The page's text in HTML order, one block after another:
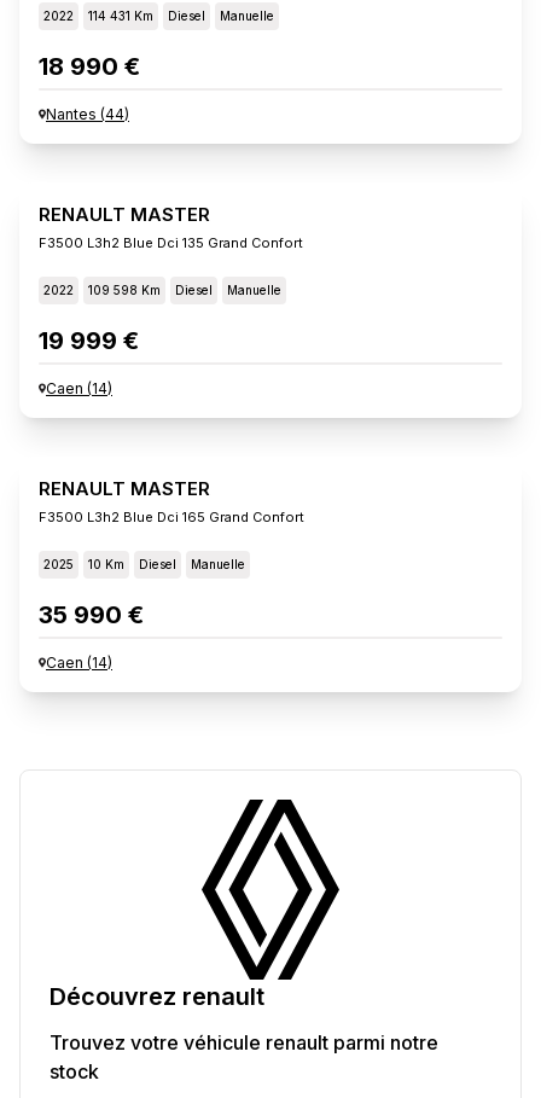
2022 114 431 Km Diesel Manuelle
18 990 €
Nantes (44)
RENAULT MASTER
F3500 L3h2 Blue Dci 135 Grand Confort
2022 109 598 Km Diesel Manuelle
19 999 €
Caen (14)
RENAULT MASTER
F3500 L3h2 Blue Dci 165 Grand Confort
2025 10 Km Diesel Manuelle
35 990 €
Caen (14)
Découvrez renault
Trouvez votre véhicule renault parmi notre
stock